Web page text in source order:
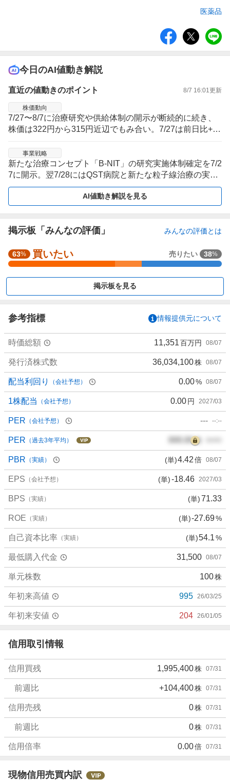
医薬品
ア
今日のAI値動き解説
直近の値動きのポイント 8/7 16:01 更新
株価動向
7/27〜8/7に治療研究や供給体制の開示が断続的に続き、
株価は322円から315円近辺でもみ合い。7/27は前日比+5.
いながら方向感を探る局面。
事業戦略
新たな治療コンセプト「B-NIT」の研究実施体制確定を7/2
7に開示。翌7/28にはQST病院と新たな粒子線治療の実現
に向けた基本合意も発表され、研究開発の材料が短期間に
AI値動き解説を見る
掲示板「みんなの評価」 みんなの評価とは
強
く
買
5
0
%
、
買
い
た
い
1
2
.
%
、
様
子
見
0
、
売
り
た
い
0
%
、
強
く
売
り
た
い
7
.
%
63% 買いたい 売りたい 38%
掲示板を見る
参考指標 情報提供元について
時価総額 11,351百万円 08/07
発行済株式数 36,034,100株 08/07
配当利回り （会社予想） 0.00% 08/07
1株配当 （会社予想） 0.00円 2027/03
PER （会社予想） --- --:--
PER （過去3年平均） 000.00倍
PBR （実績） (単)4.42倍 08/07
EPS （会社予想） (単)-18.46 2027/03
BPS （実績） (単)71.33
ROE （実績） (単)-27.69%
自己資本比率 （実績） (単)54.1%
最低購入代金 31,500 08/07
単元株数 100株
年初来高値 995 26/03/25
年初来安値 204 26/01/05
信用取引情報
信用買残 1,995,400株 07/31
前週比 +104,400株 07/31
信用売残 0株 07/31
前週比 0株 07/31
信用倍率 0.00倍 07/31
現物信用売買内訳